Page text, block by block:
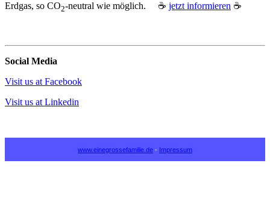
Erdgas, so CO2‑neutral wie möglich. ☕ jetzt informieren ☕
Social Media
Visit us at Facebook
Visit us at Linkedin
www.einegrossefamilie.de - Impressum